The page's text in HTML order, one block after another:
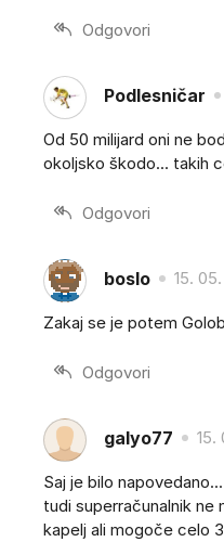
Odgovori
Podlesničar
Od 50 milijard oni ne
okoljsko škodo... takih
Odgovori
boslo 15.
Zakaj se je potem
Odgovori
galyo77 15.
Saj je bilo
tudi superračunalnik ne
kapelj ali mogoče celo